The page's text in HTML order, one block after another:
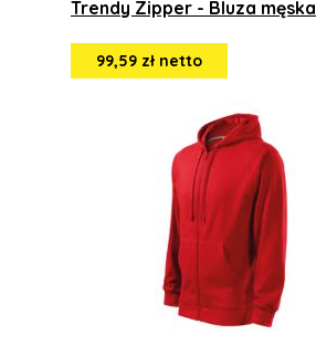
Trendy Zipper - Bluza męska
99,59 zł netto